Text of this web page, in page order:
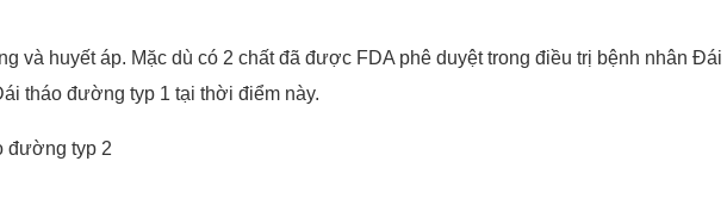
và huyết áp. Mặc dù có 2 chất đã được FDA phê duyệt trong điều trị bệnh nhân
tháo đường typ 1 tại thời điểm này.
đường typ 2